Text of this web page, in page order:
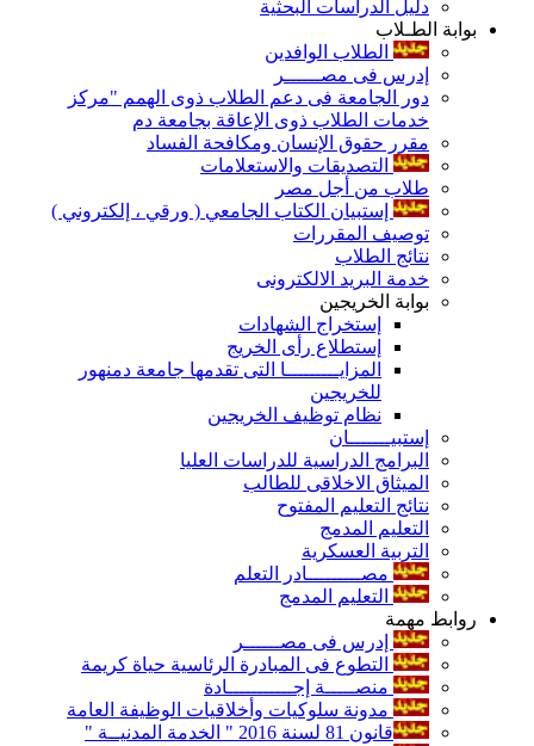
دليل الدراسات البحثية
بوابة الطـلاب
الطلاب الوافدين
إدرس فى مصــــــر
دور الجامعة فى دعم الطلاب ذوى الهمم "مركز
خدمات الطلاب ذوى الإعاقة بجامعة دم
مقرر حقوق الإنسان ومكافحة الفساد
التصديقات والاستعلامات
طلاب من أجل مصر
إستبيان الكتاب الجامعي ( ورقي ، إلكتروني )
توصيف المقررات
نتائج الطلاب
خدمة البريد الالكترونى
بوابة الخريجين
إستخراج الشهادات
إستطلاع رأى الخريج
المزايـــــــــا التى تقدمها جامعة دمنهور
للخريجين
نظام توظيف الخريجين
إستبيـــــــان
البرامج الدراسية للدراسات العليا
الميثاق الاخلاقى للطالب
نتائج التعليم المفتوح
التعليم المدمج
التربية العسكرية
مصـــــــــادر التعلم
التعليم المدمج
روابط مهمة
إدرس فى مصــــــر
التطوع فى المبادرة الرئاسية حياة كريمة
منصـــــة إجـــــــــــادة
مدونة سلوكيات وأخلاقيات الوظيفة العامة
قانون 81 لسنة 2016 " الخدمة المدنيــة "